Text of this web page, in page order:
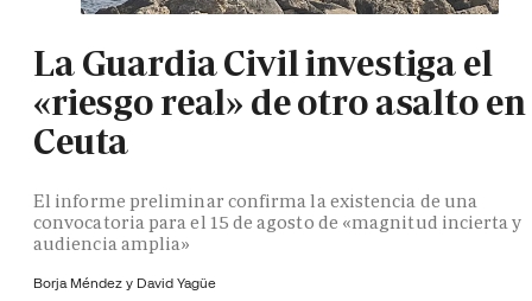
La Guardia Civil investiga el
«riesgo real» de otro asalto en
Ceuta
El informe preliminar confirma la existencia de una
convocatoria para el 15 de agosto de «magnitud incierta y
audiencia amplia»
Borja Méndez y David Yagüe